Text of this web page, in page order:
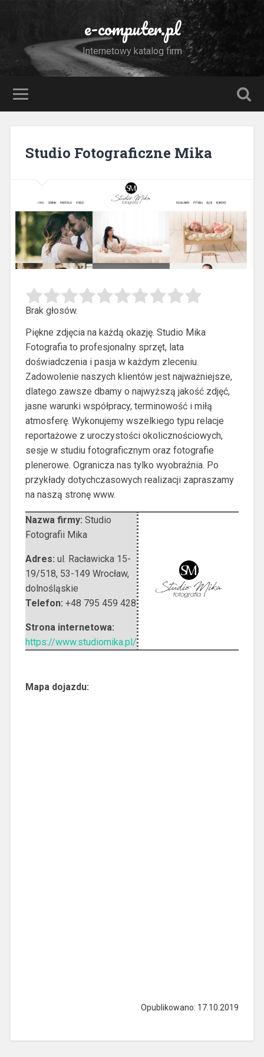
e-computer.pl
Internetowy katalog firm
Studio Fotograficzne Mika
Brak głosów.
Piękne zdjęcia na każdą okazję. Studio Mika
Fotografia to profesjonalny sprzęt, lata
doświadczenia i pasja w każdym zleceniu.
Zadowolenie naszych klientów jest najważniejsze,
dlatego zawsze dbamy o najwyższą jakość zdjęć,
jasne warunki współpracy, terminowość i miłą
atmosferę. Wykonujemy wszelkiego typu relacje
reportażowe z uroczystości okolicznościowych,
sesje w studiu fotograficznym oraz fotografie
plenerowe. Ogranicza nas tylko wyobraźnia. Po
przykłady dotychczasowych realizacji zapraszamy
na naszą stronę www.
Nazwa firmy: Studio
Fotografii Mika
Adres: ul. Racławicka 15-
19/518, 53-149 Wrocław,
dolnośląskie
Telefon: +48 795 459 428
Strona internetowa:
https://www.studiomika.pl/
Mapa dojazdu:
Opublikowano: 17.10.2019